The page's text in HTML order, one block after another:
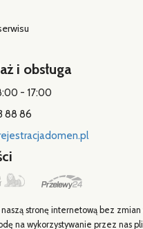
i obsługa
- 17:00
88 86
naszą stronę internetową bez
na wykorzystywanie przez nas